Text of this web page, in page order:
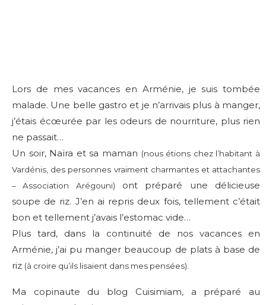
Lors de mes vacances en Arménie, je suis tombée
malade. Une belle gastro et je n’arrivais plus à manger,
j’étais écœurée par les odeurs de nourriture, plus rien
ne passait…
Un soir, Naïra et sa maman (nous étions chez l’habitant à
Vardénis, des personnes vraiment charmantes et attachantes
– Association Arégouni)
ont préparé une délicieuse
soupe de riz. J’en ai repris deux fois, tellement c’était
bon et tellement j’avais l’estomac vide…
Plus tard, dans la continuité de nos vacances en
Arménie, j’ai pu manger beaucoup de plats à base de
riz (à croire qu’ils lisaient dans mes pensées).
Ma copinaute du blog Cuisimiam, a préparé au